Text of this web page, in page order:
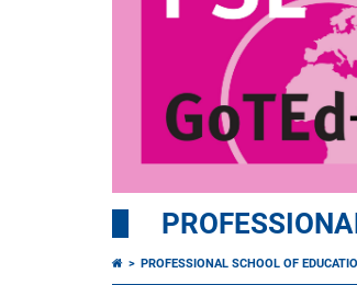
PROFESSIONAL SCHOOL OF